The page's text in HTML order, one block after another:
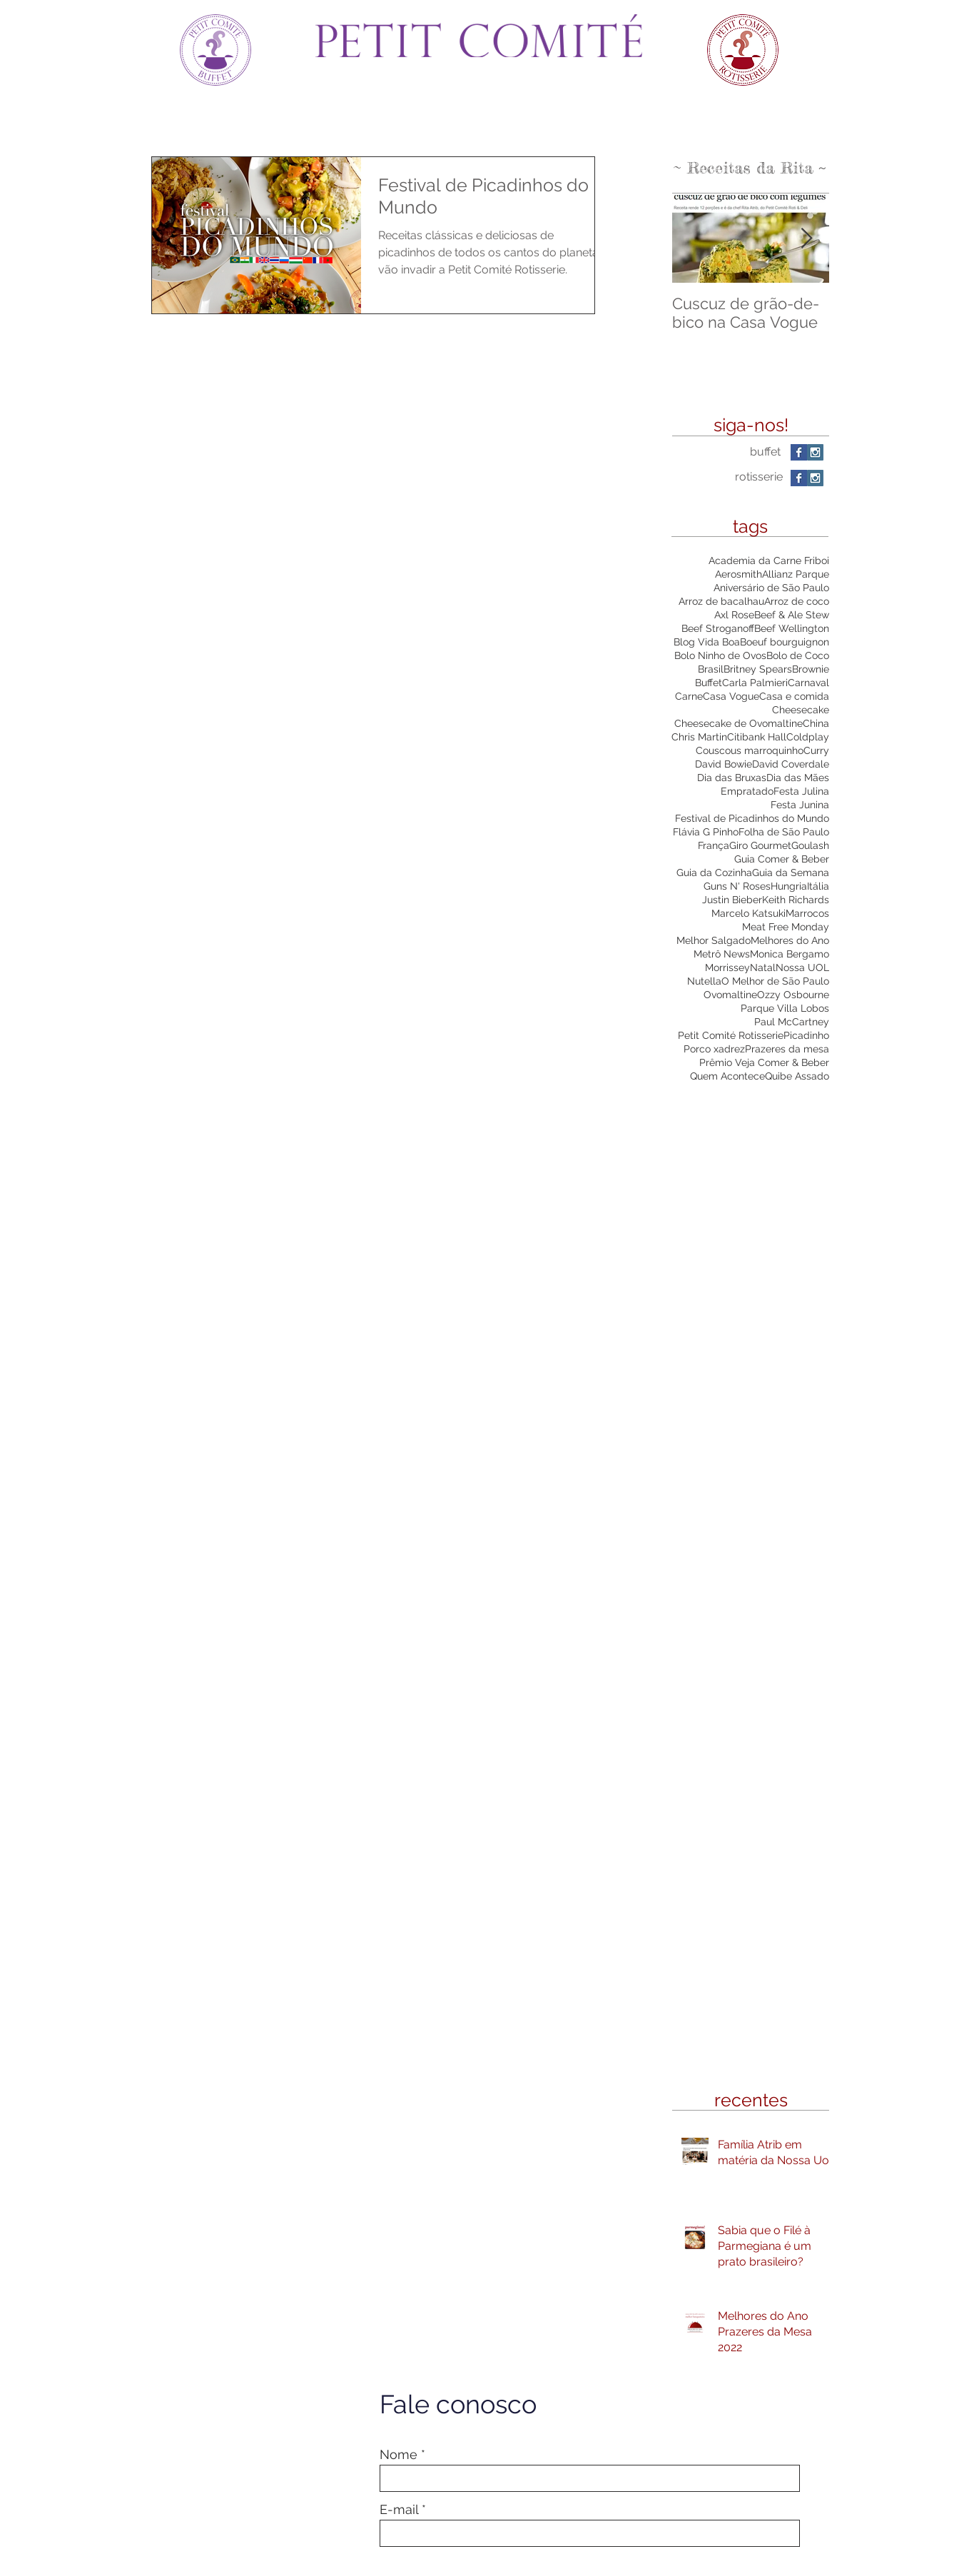
Festival de Picadinhos do
Mundo
Receitas clássicas e deliciosas de
picadinhos de todos os cantos do planeta
vão invadir a Petit Comité Rotisserie.
~Receitas da Rita ~
Cuscuz de grão-de-
bico na Casa Vogue
siga-nos!
buffet
rotisserie
tags
Academia da Carne Friboi
AerosmithAllianz Parque
Aniversário de São Paulo
Arroz de bacalhauArroz de coco
Axl RoseBeef & Ale Stew
Beef StroganoffBeef Wellington
Blog Vida BoaBoeuf bourguignon
Bolo Ninho de OvosBolo de Coco
BrasilBritney SpearsBrownie
BuffetCarla PalmieriCarnaval
CarneCasa VogueCasa e comida
Cheesecake
Cheesecake de OvomaltineChina
Chris MartinCitibank HallColdplay
Couscous marroquinhoCurry
David BowieDavid Coverdale
Dia das BruxasDia das Mães
EmpratadoFesta Julina
Festa Junina
Festival de Picadinhos do Mundo
Flávia G PinhoFolha de São Paulo
FrançaGiro GourmetGoulash
Guia Comer & Beber
Guia da CozinhaGuia da Semana
Guns N' RosesHungriaItália
Justin BieberKeith Richards
Marcelo KatsukiMarrocos
Meat Free Monday
Melhor SalgadoMelhores do Ano
Metrô NewsMonica Bergamo
MorrisseyNatalNossa UOL
NutellaO Melhor de São Paulo
OvomaltineOzzy Osbourne
Parque Villa Lobos
Paul McCartney
Petit Comité RotisseriePicadinho
Porco xadrezPrazeres da mesa
Prêmio Veja Comer & Beber
Quem AconteceQuibe Assado
recentes
Família Atrib em
matéria da Nossa Uol
Sabia que o Filé à
Parmegiana é um
prato brasileiro?
Melhores do Ano
Prazeres da Mesa
2022
Fale conosco
Nome
E-mail